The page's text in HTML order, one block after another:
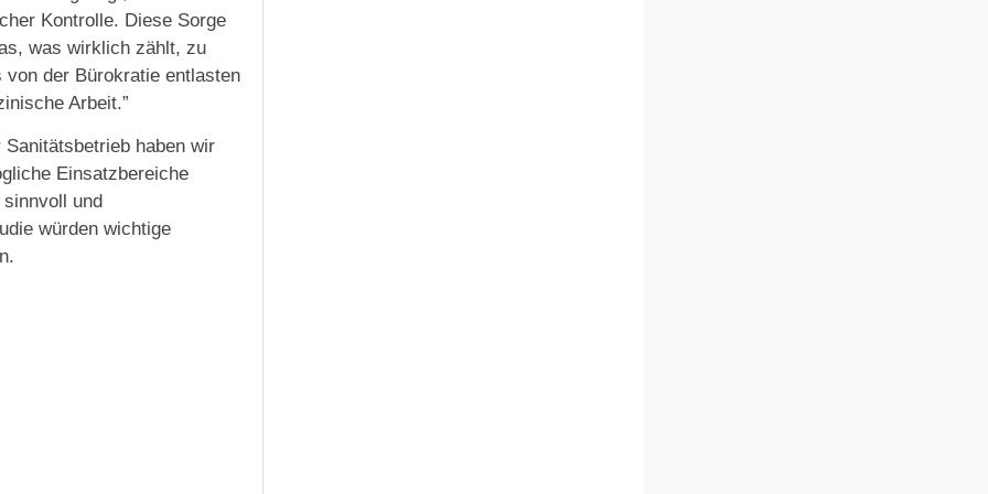
Kontrolle. Diese Sorge
was wirklich zählt, zu
der Bürokratie entlasten
Arbeit.”
haben wir
Einsatzbereiche
und
würden wichtige